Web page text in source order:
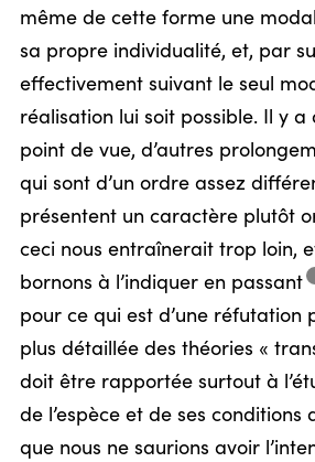
même de cette forme une
sa propre individualité, et, par
effectivement suivant le seul
réalisation lui soit possible. Il y a
point de vue, d’autres
qui sont d’un ordre assez
présentent un caractère plutôt
ceci nous entraînerait trop loin,
bornons à l’indiquer en passant
pour ce qui est d’une réfutation
plus détaillée des théories «
doit être rapportée surtout à
de l’espèce et de ses conditions
que nous ne saurions avoir